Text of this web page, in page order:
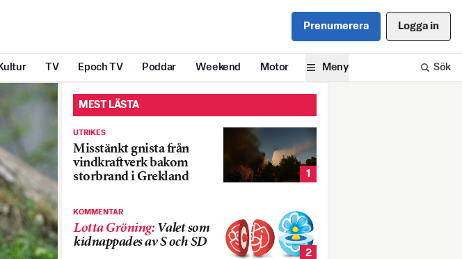
Prenumerera Logga in
Kultur TV Epoch TV Poddar Weekend Motor Meny Sök
MEST LÄSTA
UTRIKES
Misstänkt gnista från
vindkraftverk bakom
storbrand i Grekland
1
KOMMENTAR
Lotta Gröning: Valet som
kidnappades av S och SD
2